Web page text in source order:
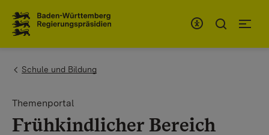
You are here:
Schule und Bildung
Themenportal
Frühkindlicher Bereich